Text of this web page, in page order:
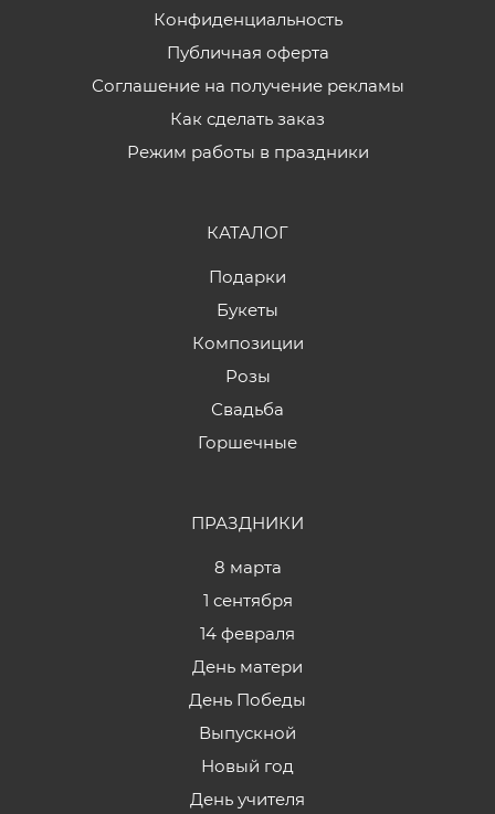
Конфиденциальность
Публичная оферта
Соглашение на получение рекламы
Как сделать заказ
Режим работы в праздники
КАТАЛОГ
Подарки
Букеты
Композиции
Розы
Свадьба
Горшечные
ПРАЗДНИКИ
8 марта
1 сентября
14 февраля
День матери
День Победы
Выпускной
Новый год
День учителя